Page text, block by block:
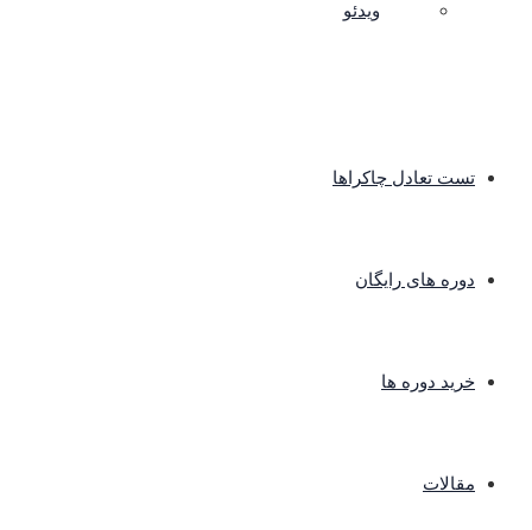
ویدئو
تست تعادل چاکراها
دوره های رایگان
خرید دوره ها
مقالات